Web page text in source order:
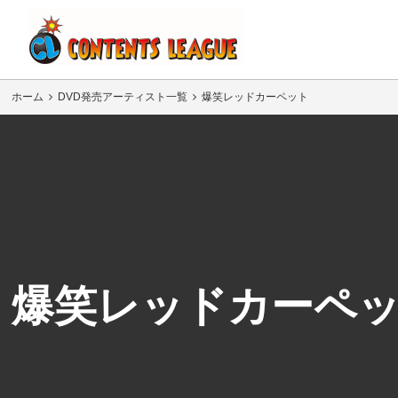
ホーム DVD発売アーティスト一覧 爆笑レッドカーペット
爆笑レッドカーペ